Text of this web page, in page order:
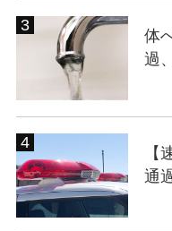
体
過
【
通